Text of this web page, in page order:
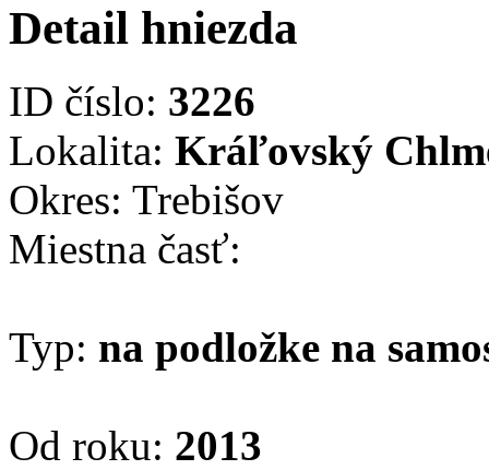
Detail hniezda
ID číslo: 3226
Lokalita: Kráľovský
Okres: Trebišov
Miestna časť:
Typ: na podložke na
Od roku: 2013